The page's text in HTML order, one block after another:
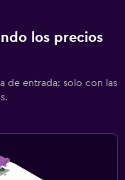
los precios
de entrada: solo con las